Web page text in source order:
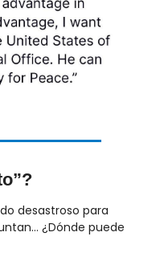
desastroso para
¿Dónde puede